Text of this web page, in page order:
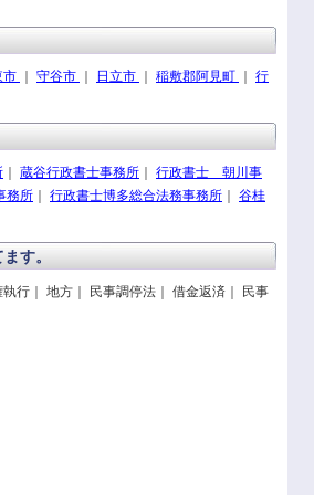
市 守谷市 日立市 稲敷郡阿見町
行
蔵谷行政書士事務所
行政書士 朝川事
務所 行政書士博多総合法務事務所
谷桂
す。
行｜ 地方｜ 民事調停法｜ 借金返済｜ 民事